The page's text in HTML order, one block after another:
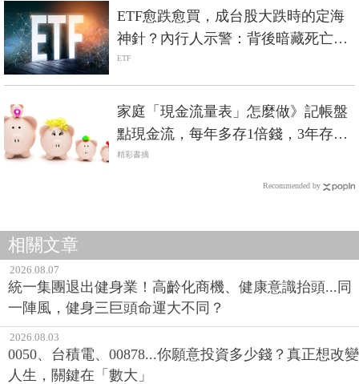
ETF愈跌愈買，成台股大跌時的定海
神針？內行人示警：背後暗藏死亡螺
旋風險
ETF
家庭「現金流量表」怎麼做》記帳盤
點現金流，每年多存1倍錢，3年存下
150萬
精彩書摘
Recommended by
相關文章
2026.08.07
統一集團退出健身業！高齡化商機、健康意識抬頭...同
一陣風，健身三巨頭命運大不同？
2026.08.03
0050、台積電、00878...你願意投資多少錢？真正想改變
人生，關鍵在「數大」